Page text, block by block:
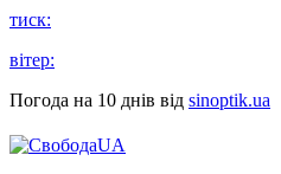
тиск:
вітер:
Погода на 10 днів від sinoptik.ua